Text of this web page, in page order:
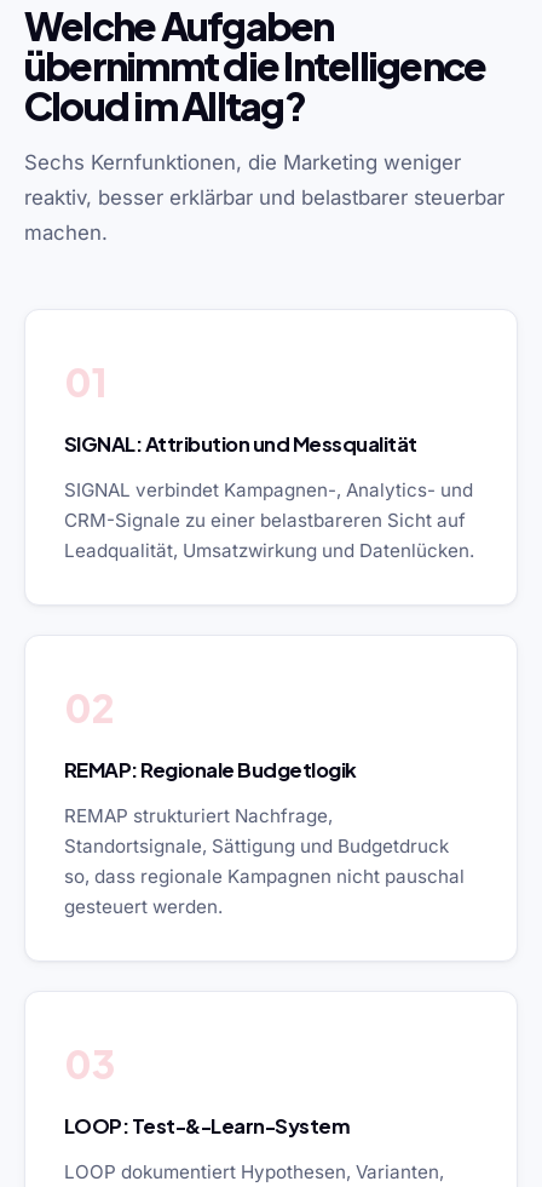
Welche Aufgaben
übernimmt die Intelligence
Cloud im Alltag?
Sechs Kernfunktionen, die Marketing weniger
reaktiv, besser erklärbar und belastbarer steuerbar
machen.
01
SIGNAL: Attribution und Messqualität
SIGNAL verbindet Kampagnen-, Analytics- und
CRM-Signale zu einer belastbareren Sicht auf
Leadqualität, Umsatzwirkung und Datenlücken.
02
REMAP: Regionale Budgetlogik
REMAP strukturiert Nachfrage,
Standortsignale, Sättigung und Budgetdruck
so, dass regionale Kampagnen nicht pauschal
gesteuert werden.
03
LOOP: Test-&-Learn-System
LOOP dokumentiert Hypothesen, Varianten,